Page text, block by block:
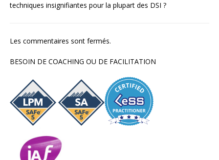
techniques insignifiantes pour la plupart des DSI ?
Les commentaires sont fermés.
BESOIN DE COACHING OU DE FACILITATION